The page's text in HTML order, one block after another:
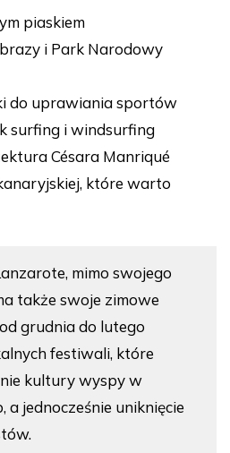
piaskiem
i Park Narodowy
do uprawiania sportów
surfing i windsurfing
Césara Manriqué
które warto
mimo swojego
także swoje zimowe
grudnia do lutego
festiwali, które
kultury wyspy w
a jednocześnie uniknięcie